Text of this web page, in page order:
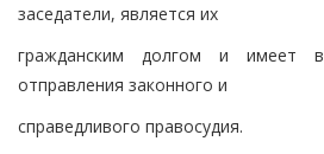
заседатели, является их
гражданским долгом и имеет
отправления законного и
справедливого правосудия.